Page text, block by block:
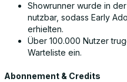
Showrunner wurde in
nutzbar, sodass Early
erhielten.
Über 100.000 Nutzer
Warteliste ein.
Abonnement & Credits